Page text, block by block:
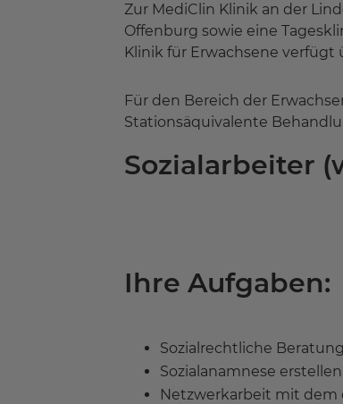
Zur MediClin Klinik an der
Offenburg sowie eine
Klinik für Erwachsene verfügt
Für den Bereich der
Stationsäquivalente
Sozialarbeiter
Ihre Aufgaben:
Sozialrechtliche
Sozialanamnese
Netzwerkarbeit mit dem